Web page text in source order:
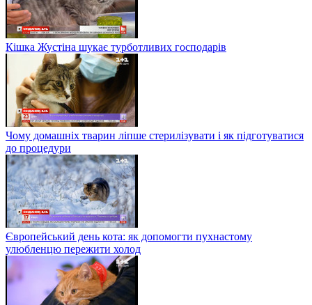
Кішка Жустіна шукає турботливих господарів
Чому домашніх тварин ліпше стерилізувати і як підготуватися
до процедури
Європейський день кота: як допомогти пухнастому
улюбленцю пережити холод